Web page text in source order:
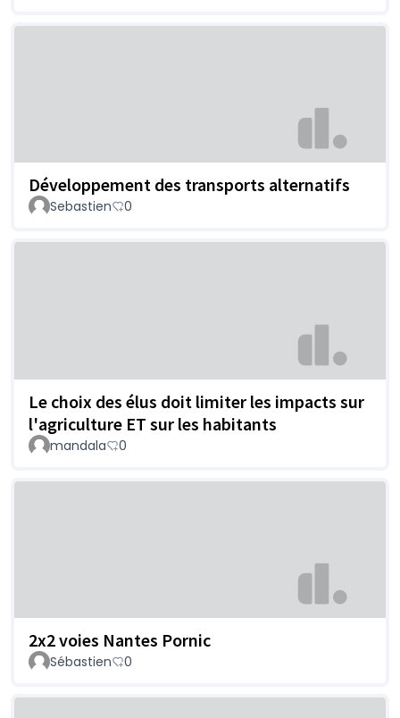
Développement des transports alternatifs
Sebastien 0
Le choix des élus doit limiter les impacts sur
l'agriculture ET sur les habitants
mandala 0
2x2 voies Nantes Pornic
Sébastien 0